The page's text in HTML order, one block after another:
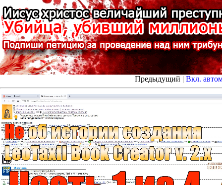
Предыдущий | Вкл.